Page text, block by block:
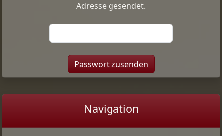
Adresse gesendet.
Navigation